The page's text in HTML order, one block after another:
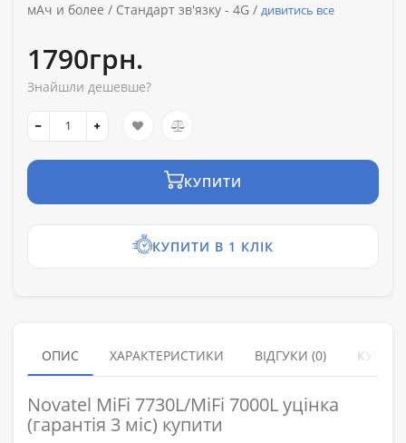
мАч и более / Стандарт зв'язку - 4G / дивитись все
1790грн.
Знайшли дешевше?
КУПИТИ
КУПИТИ В 1 КЛІК
ОПИС ХАРАКТЕРИСТИКИ ВІДГУКИ (0)
Novatel MiFi 7730L/MiFi 7000L уцінка
(гарантія 3 міс) купити